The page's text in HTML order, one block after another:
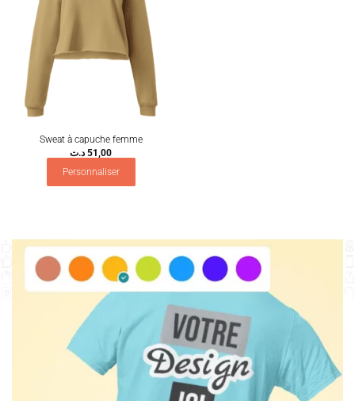
Sweat à capuche femme
51,00 د.ت
Personnaliser